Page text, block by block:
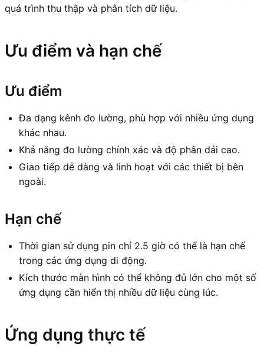
quá trình thu thập và phân tích dữ liệu.
Ưu điểm và hạn chế
Ưu điểm
Đa dạng kênh đo lường, phù hợp với nhiều ứng dụng
khác nhau.
Khả năng đo lường chính xác và độ phân dải cao.
Giao tiếp dễ dàng và linh hoạt với các thiết bị bên
ngoài.
Hạn chế
Thời gian sử dụng pin chỉ 2.5 giờ có thể là hạn chế
trong các ứng dụng di động.
Kích thước màn hình có thể không đủ lớn cho một số
ứng dụng cần hiển thị nhiều dữ liệu cùng lúc.
Ứng dụng thực tế